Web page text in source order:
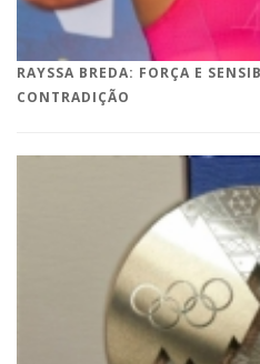
RAYSSA BREDA: FORÇA E
CONTRADIÇÃO